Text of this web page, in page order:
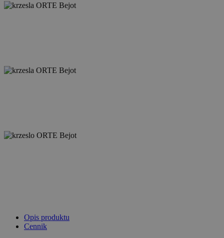
Opis produktu
Cennik